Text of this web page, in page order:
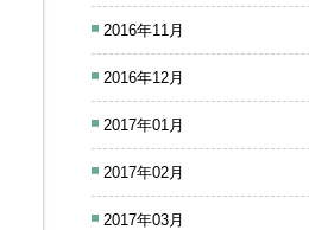
2016年11月
2016年12月
2017年01月
2017年02月
2017年03月